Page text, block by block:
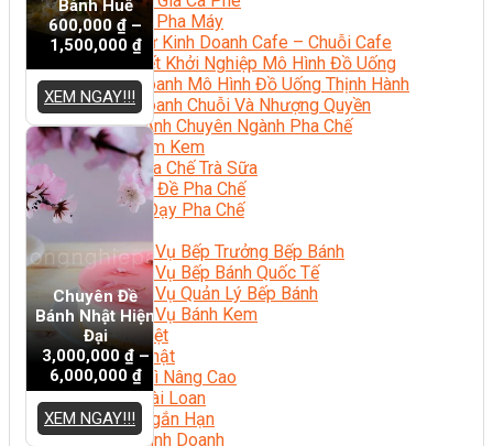
Cà Phê Pha Máy
Khởi Sự Kinh Doanh Cafe – Chuỗi Cafe
Bí Quyết Khởi Nghiệp Mô Hình Đồ Uống
Kinh Doanh Mô Hình Đồ Uống Thịnh Hành
Kinh Doanh Chuỗi Và Nhượng Quyền
Tiếng Anh Chuyên Ngành Pha Chế
Học Làm Kem
Học Pha Chế Trà Sữa
Chuyên Đề Pha Chế
Video Dạy Pha Chế
Làm Bánh
Nghiệp Vụ Bếp Trưởng Bếp Bánh
Nghiệp Vụ Bếp Bánh Quốc Tế
Nghiệp Vụ Quản Lý Bếp Bánh
Nghiệp Vụ Bánh Kem
Bánh Việt
Bánh Nhật
Bánh Mì Nâng Cao
Bánh Đài Loan
Bánh Ngắn Hạn
Bánh Kinh Doanh
Bánh Huế
600,000 ₫ –
1,500,000 ₫
XEM NGAY!!!
Chuyên Đề
Bánh Nhật Hiện
Đại
3,000,000 ₫–
6,000,000 ₫
XEM NGAY!!!